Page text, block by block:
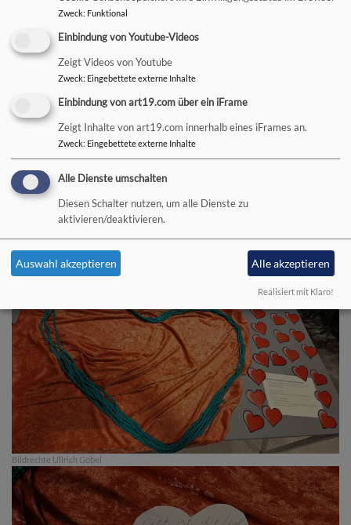
BildrechteUllrich Göbel
Bildrechte Ullrich Göbel
Zweck: Funktional
Einbindung von Youtube-Videos
Zeigt Videos von Youtube
Zweck: Eingebettete externe Inhalte
Einbindung von art19.com über ein iFrame
Zeigt Inhalte von art19.com innerhalb eines iFrames an.
Zweck: Eingebettete externe Inhalte
Alle Dienste umschalten
Diesen Schalter nutzen, um alle Dienste zu
aktivieren/deaktivieren.
Auswahl akzeptieren Alle akzeptieren
Realisiert mit Klaro!